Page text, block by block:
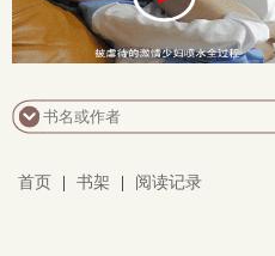
首页 书架 阅读记录